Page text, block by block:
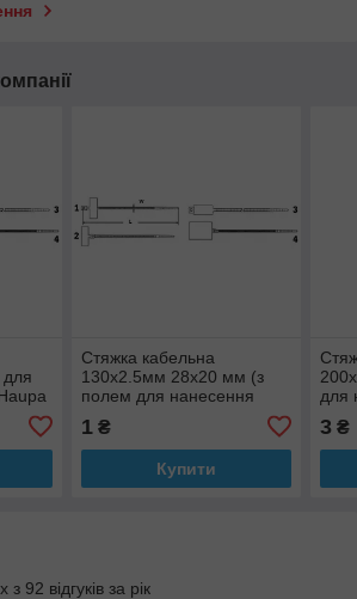
Стяжка кабельна
130х2.5мм 28х20 мм (з
полем для нанесення
1₴
Купити
для
3 ₴
92 відгуків за рік